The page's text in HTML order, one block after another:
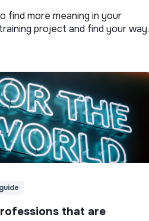
find more meaning in your
project and find your way.
that are